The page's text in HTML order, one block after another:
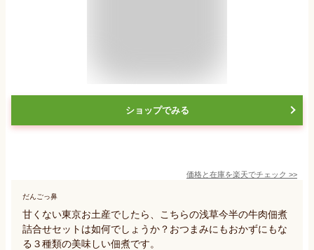
ショップでみる
価格と在庫を楽天でチェック >>
だんごっ鼻
甘くない東京お土産でしたら、こちらの浅草今半の牛肉佃煮
詰合せセットは如何でしょうか？おつまみにもおかずにもな
る３種類の美味しい佃煮です。